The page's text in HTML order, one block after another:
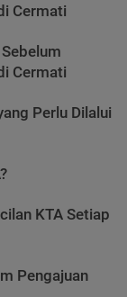
Cermati
Cermati
Perlu Dilalui
KTA Setiap
Pengajuan